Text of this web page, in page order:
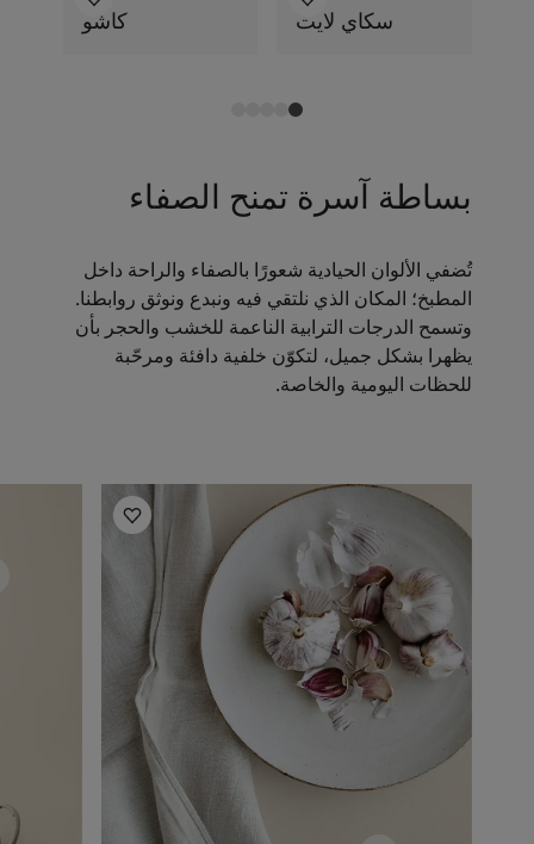
سكاي لايت كاشو
بساطة آسرة تمنح الصفاء
تُضفي الألوان الحيادية شعورًا بالصفاء والراحة داخل
المطبخ؛ المكان الذي نلتقي فيه ونبدع ونوثق روابطنا.
وتسمح الدرجات الترابية الناعمة للخشب والحجر بأن
يظهرا بشكل جميل، لتكوّن خلفية دافئة ومرحّبة
للحظات اليومية والخاصة.
أفكار ملهمة للمطبخ